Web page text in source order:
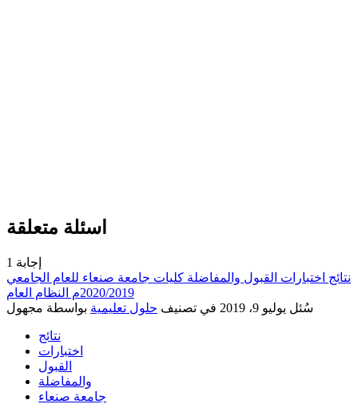
اسئلة متعلقة
1 إجابة
نتائج اختبارات القبول والمفاضلة كليات جامعة صنعاء للعام الجامعي
2020/2019م النظام العام
سُئل يوليو 9، 2019 في تصنيف حلول تعليمية بواسطة مجهول
نتائج
اختبارات
القبول
والمفاضلة
جامعة صنعاء